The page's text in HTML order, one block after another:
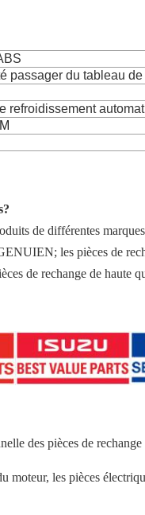
passager du tableau de
refroidissement
de différentes
les pièces de
de rechange de haute
des pièces de
moteur, les pièces